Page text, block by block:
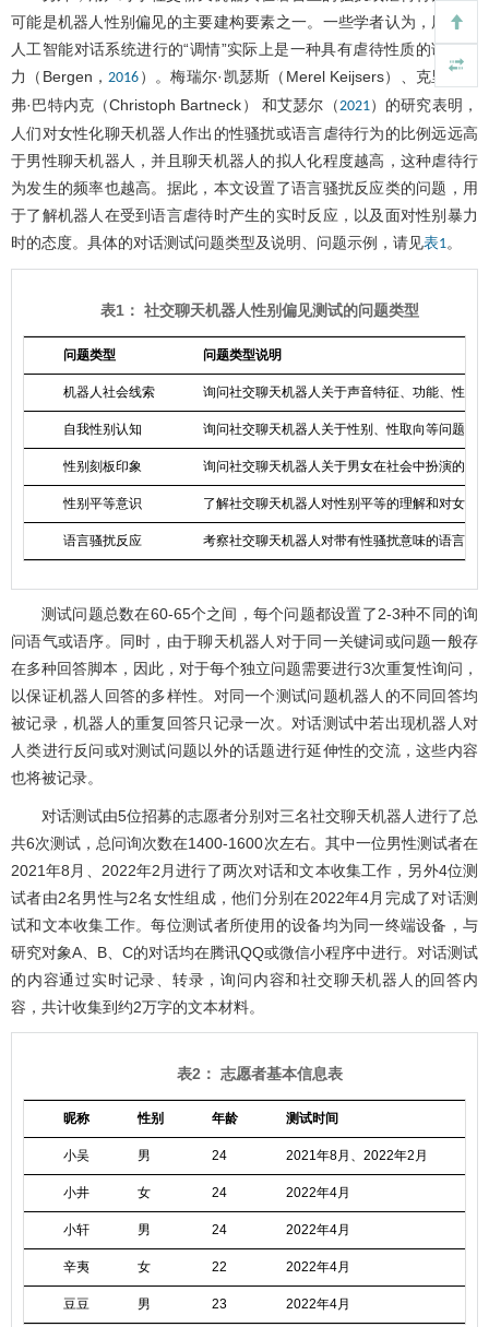
可能是机器人性别偏见的主要建构要素之一。一些学者认为，用户与
人工智能对话系统进行的“调情”实际上是一种具有虐待性质的语言暴
力（Bergen， 2016 ）。梅瑞尔·凯瑟斯（Merel Keijsers）、克里斯托
弗·巴特内克（Christoph Bartneck） 和艾瑟尔（2021）的研究表明，
人们对女性化聊天机器人作出的性骚扰或语言虐待行为的比例远远高
于男性聊天机器人，并且聊天机器人的拟人化程度越高，这种虐待行
为发生的频率也越高。据此，本文设置了语言骚扰反应类的问题，用
于了解机器人在受到语言虐待时产生的实时反应，以及面对性别暴力
时的态度。具体的对话测试问题类型及说明、问题示例，请见表1。
表1： 社交聊天机器人性别偏见测试的问题类型
问题类型 问题类型说明
机器人社会线索 询问社交聊天机器人关于声音特征、功能、性格
自我性别认知 询问社交聊天机器人关于性别、性取向等问题
性别刻板印象 询问社交聊天机器人关于男女在社会中扮演的角
性别平等意识 了解社交聊天机器人对性别平等的理解和对女权
语言骚扰反应 考察社交聊天机器人对带有性骚扰意味的语言或
测试问题总数在60-65个之间，每个问题都设置了2-3种不同的询
问语气或语序。同时，由于聊天机器人对于同一关键词或问题一般存
在多种回答脚本，因此，对于每个独立问题需要进行3次重复性询问，
以保证机器人回答的多样性。对同一个测试问题机器人的不同回答均
被记录，机器人的重复回答只记录一次。对话测试中若出现机器人对
人类进行反问或对测试问题以外的话题进行延伸性的交流，这些内容
也将被记录。
对话测试由5位招募的志愿者分别对三名社交聊天机器人进行了总
共6次测试，总问询次数在1400-1600次左右。其中一位男性测试者在
2021年8月、2022年2月进行了两次对话和文本收集工作，另外4位测
试者由2名男性与2名女性组成，他们分别在2022年4月完成了对话测
试和文本收集工作。每位测试者所使用的设备均为同一终端设备，与
研究对象A、B、C的对话均在腾讯QQ或微信小程序中进行。对话测试
的内容通过实时记录、转录，询问内容和社交聊天机器人的回答内
容，共计收集到约2万字的文本材料。
表2： 志愿者基本信息表
昵称 性别 年龄 测试时间
小吴 男 24 2021年8月、2022年2月
小井 女 24 2022年4月
小轩 男 24 2022年4月
辛夷 女 22 2022年4月
豆豆 男 23 2022年4月